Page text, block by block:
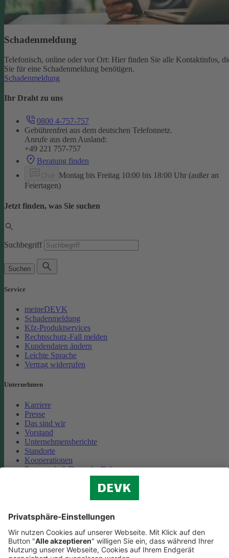
Schadenmeldung
Telefonisch, online oder vor Ort: Hier finden Sie alle Kontaktinfos,
Sie für eine Schadenmeldung benötigen.
Schadenmeldung
Ihr Draht zu uns
0800 4-757-757
Gebührenfrei aus dem deutschen Telefonnetz.
Anrufe aus dem Ausland:
+49 221 757-757
Beratung finden
Montag bis Freitag 10:00 bis 18:00 Uhr (außer an
Feiertagen)
Jetzt finden, was Sie suchen
Suchbegriff
Suchen
Service
meineDEVK
Schadenmeldung
Kfz-Produktservices
Rechtsschutz-Fall melden
Kundendaten ändern
Leichte Sprache
Vertrag widerrufen
Unternehmen
Karriere
Presse
Das sind wir
Vorstand
Unternehmensberichte
Standorte
Kooperationen
Partnerschaft Deutsche Bahn
Cookie-Einstellungen